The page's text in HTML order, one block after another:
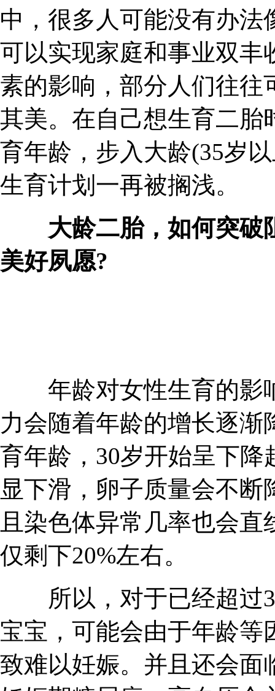
中，很多人可能没有办法
可以实现家庭和事业双丰
素的影响，部分人们往往
其美。在自己想生育二胎
育年龄，步入大龄(35岁
生育计划一再被搁浅。
大龄二胎，如何突破
美好夙愿?
年龄对女性生育的影
力会随着年龄的增长逐渐
育年龄，30岁开始呈下
显下滑，卵子质量会不
且染色体异常几率也会
仅剩下20%左右。
所以，对于已经超过
宝宝，可能会由于年龄
致难以妊娠。并且还会面